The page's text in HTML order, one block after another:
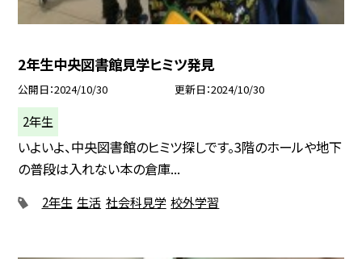
2年生中央図書館見学ヒミツ発見
公開日 2024/10/30 更新日 2024/10/30
2年生
いよいよ、中央図書館のヒミツ探しです。3階のホールや地下
の普段は入れない本の倉庫...
2年生 生活 社会科見学 校外学習